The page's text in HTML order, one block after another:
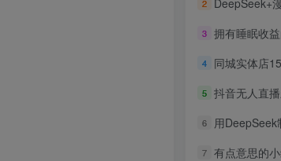
2
3 拥有睡眠收益的微信视频
4 同城实体店15天卖
5 抖音无人直播新玩法 生日
6 用DeepSeek制作古人
7 有点意思的小绿-Ai起号